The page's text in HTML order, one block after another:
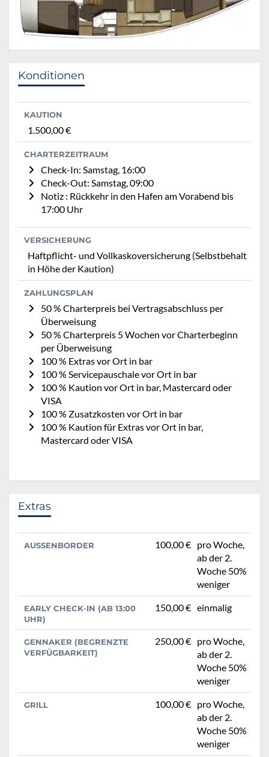
Konditionen
KAUTION
1.500,00 €
CHARTERZEITRAUM
Check-In: Samstag, 16:00
Check-Out: Samstag, 09:00
Notiz : Rückkehr in den Hafen am Vorabend bis
17:00 Uhr
VERSICHERUNG
Haftpflicht- und Vollkaskoversicherung (Selbstbehalt
in Höhe der Kaution)
ZAHLUNGSPLAN
50 % Charterpreis bei Vertragsabschluss per
Überweisung
50 % Charterpreis 5 Wochen vor Charterbeginn
per Überweisung
100 % Extras vor Ort in bar
100 % Servicepauschale vor Ort in bar
100 % Kaution vor Ort in bar, Mastercard oder
VISA
100 % Zusatzkosten vor Ort in bar
100 % Kaution für Extras vor Ort in bar,
Mastercard oder VISA
Extras
AUSSENBORDER 100,00 € pro Woche,
ab der 2.
Woche 50%
weniger
EARLY CHECK-IN (AB 13:00
UHR)
150,00 € einmalig
GENNAKER (BEGRENZTE
VERFÜGBARKEIT)
250,00 € pro Woche,
ab der 2.
Woche 50%
weniger
GRILL 100,00 € pro Woche,
ab der 2.
Woche 50%
weniger